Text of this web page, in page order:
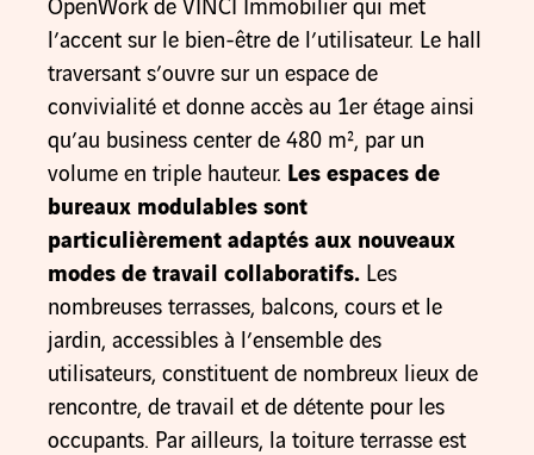
OpenWork de VINCI Immobilier qui met
l’accent sur le bien-être de l’utilisateur. Le hall
traversant s’ouvre sur un espace de
convivialité et donne accès au 1er étage ainsi
qu’au business center de 480 m², par un
volume en triple hauteur. Les espaces de
bureaux modulables sont
particulièrement adaptés aux nouveaux
modes de travail collaboratifs. Les
nombreuses terrasses, balcons, cours et le
jardin, accessibles à l’ensemble des
utilisateurs, constituent de nombreux lieux de
rencontre, de travail et de détente pour les
occupants. Par ailleurs, la toiture terrasse est